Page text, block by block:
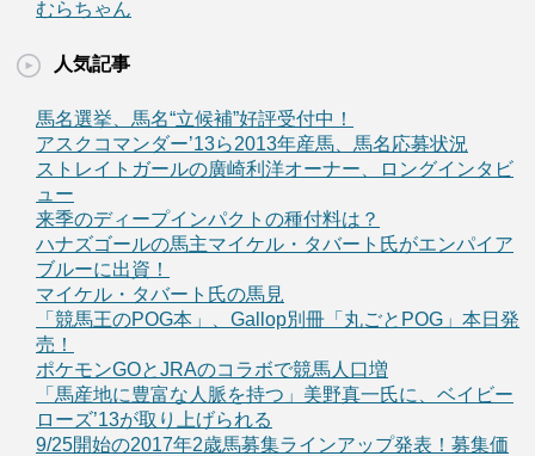
むらちゃん
人気記事
馬名選挙、馬名“立候補”好評受付中！
アスクコマンダー’13ら2013年産馬、馬名応募状況
ストレイトガールの廣崎利洋オーナー、ロングインタビ
ュー
来季のディープインパクトの種付料は？
ハナズゴールの馬主マイケル・タバート氏がエンパイア
ブルーに出資！
マイケル・タバート氏の馬見
「競馬王のPOG本」、Gallop別冊「丸ごとPOG」本日発
売！
ポケモンGOとJRAのコラボで競馬人口増
「馬産地に豊富な人脈を持つ」美野真一氏に、ベイビー
ローズ’13が取り上げられる
9/25開始の2017年2歳馬募集ラインアップ発表！募集価